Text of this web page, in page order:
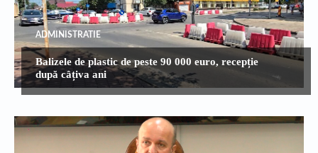
ADMINISTRATIE
Balizele de plastic de peste 90 000 euro, recepție
după câțiva ani